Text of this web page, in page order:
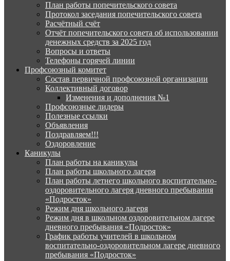
План работы попечительского совета
Протокол заседания попечительского совета
Расчётный счёт
Отчёт попечительского совета об использовании
денежных средств за 2025 год
Вопросы и ответы
Телефоны горячей линии
Профсоюзный комитет
Состав первичной профсоюзной организации
Коллективный договор
Изменения и дополнения №1
Профсоюзные лидеры
Полезные ссылки
Объявления
Поздравляем!!!
Оздоровление
Каникулы
План работы на каникулы
План работы школьного лагеря
План работы летнего школьного воспитательно-
оздоровительного лагеря дневного пребывания
«Подросток»
Режим дня школьного лагеря
Режим дня в школьном оздоровительном лагере
дневного пребывания «Подросток»
График работы учителей в школьном
воспитательно-оздоровительном лагере дневного
пребывания «Подросток»